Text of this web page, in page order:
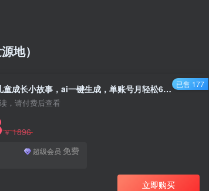
地）
无限生成动漫儿童成长小故事，ai一键生成，单账号月轻松6597.33元 - 资源之家
，请付费后查看
￥1896
超级会员 免费
立即购买
已售 177